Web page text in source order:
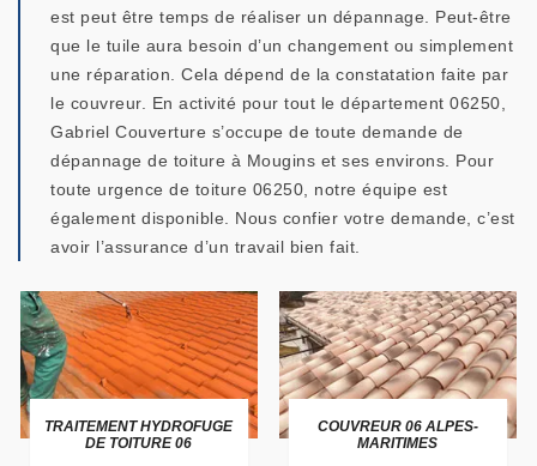
est peut être temps de réaliser un dépannage. Peut-être
que le tuile aura besoin d’un changement ou simplement
une réparation. Cela dépend de la constatation faite par
le couvreur. En activité pour tout le département 06250,
Gabriel Couverture s’occupe de toute demande de
dépannage de toiture à Mougins et ses environs. Pour
toute urgence de toiture 06250, notre équipe est
également disponible. Nous confier votre demande, c’est
avoir l’assurance d’un travail bien fait.
TRAITEMENT HYDROFUGE
DE TOITURE 06
COUVREUR 06 ALPES-
MARITIMES